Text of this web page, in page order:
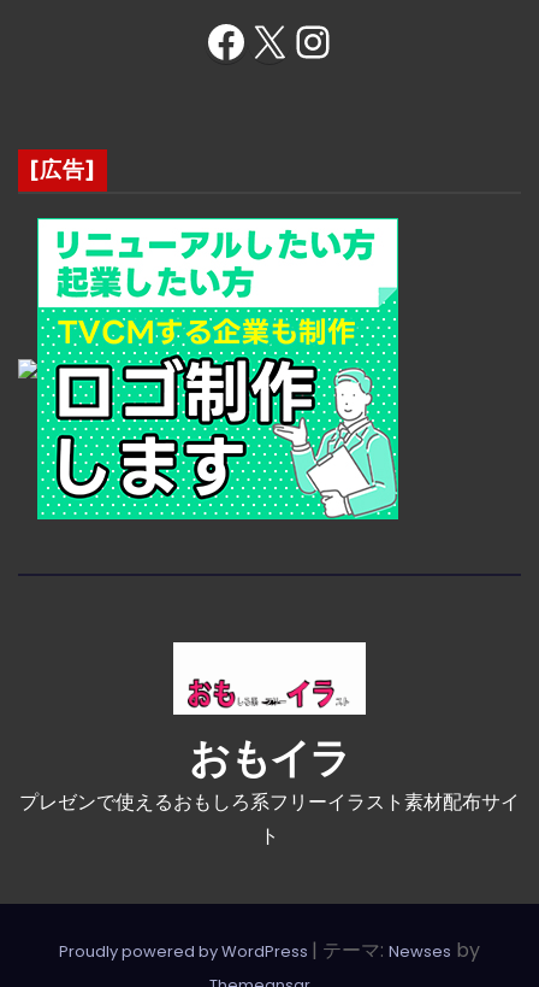
Facebook X Instagram
[広告]
おもイラ
プレゼンで使えるおもしろ系フリーイラスト素材配布サイ
ト
Proudly powered by WordPress | テーマ: Newses by